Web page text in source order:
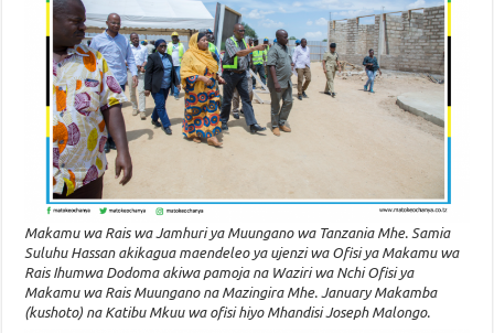
Makamu wa Rais wa Jamhuri ya Muungano wa Tanzania Mhe. Samia
Suluhu Hassan akikagua maendeleo ya ujenzi wa Ofisi ya Makamu wa
Rais Ihumwa Dodoma akiwa pamoja na Waziri wa Nchi Ofisi ya
Makamu wa Rais Muungano na Mazingira Mhe. January Makamba
(kushoto) na Katibu Mkuu wa ofisi hiyo Mhandisi Joseph Malongo.